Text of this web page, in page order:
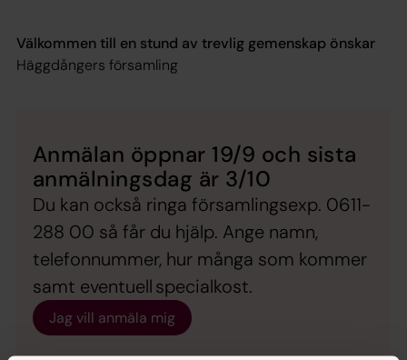
Välkommen till en stund av trevlig gemenskap önskar
Häggdångers församling
Anmälan öppnar 19/9 och sista
anmälningsdag är 3/10
Du kan också ringa församlingsexp. 0611-
288 00 så får du hjälp. Ange namn,
telefonnummer, hur många som kommer
samt eventuell specialkost.
Jag vill anmäla mig